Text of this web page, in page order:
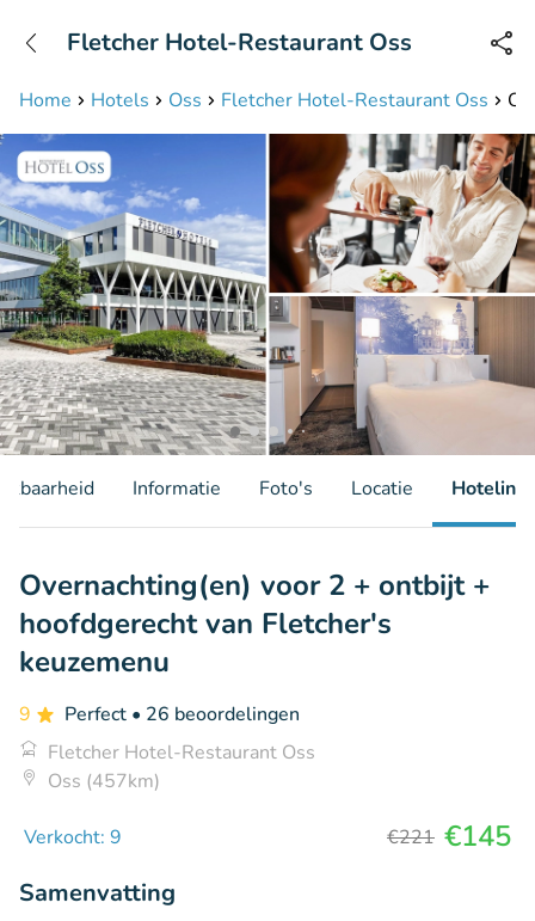
Bereikbaar tot 23:00 uur
Home Hotels Oss Fletcher Hotel-Restaurant Oss
Fletcher Hotel-Restaurant Oss
Informatie Foto's Locatie Hotelinfo
Overnachting(en) voor 2 + ontbijt +
hoofdgerecht van Fletcher's
keuzemenu
9 Perfect • 26 beoordelingen
Fletcher Hotel-Restaurant Oss
Oss (457km)
Verkocht: 9 €221 €145
Samenvatting